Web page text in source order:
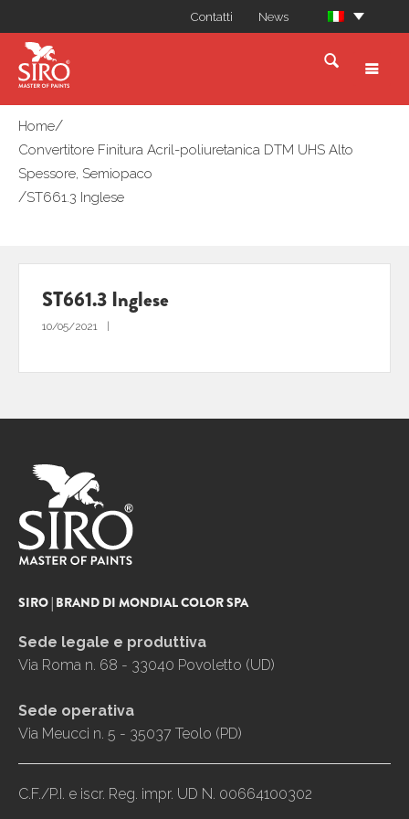
Contatti News
Home/
Convertitore Finitura Acril-poliuretanica DTM UHS Alto
Spessore, Semiopaco
/ST661.3 Inglese
ST661.3 Inglese
10/05/2021
SIRO | BRAND DI MONDIAL COLOR SPA
Sede legale e produttiva
Via Roma n. 68 - 33040 Povoletto (UD)
Sede operativa
Via Meucci n. 5 - 35037 Teolo (PD)
C.F./P.I. e iscr. Reg. impr. UD N. 00664100302